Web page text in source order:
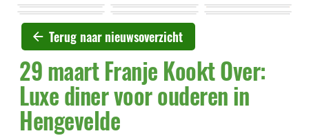
Terug naar nieuwsoverzicht
29 maart Franje Kookt Over:
Luxe diner voor ouderen in
Hengevelde